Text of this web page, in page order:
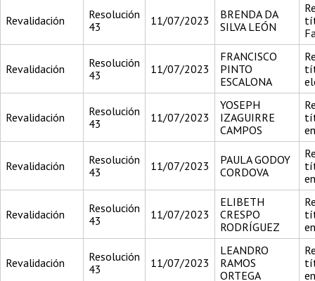
Revalidación
Resolución
43
11/07/2023
BRENDA DA
SILVA LEÓN
Revalidación
Resolución
43
11/07/2023
FRANCISCO
PINTO
ESCALONA
Revalidación
Resolución
43
11/07/2023
YOSEPH
IZAGUIRRE
CAMPOS
Revalidación
Resolución
43
11/07/2023
PAULA GODOY
CORDOVA
Revalidación
Resolución
43
11/07/2023
ELIBETH
CRESPO
RODRÍGUEZ
Revalidación
Resolución
43
11/07/2023
LEANDRO
RAMOS
ORTEGA